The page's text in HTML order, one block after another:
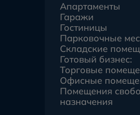
Апартаменты
Гаражи
Гостиницы
Парковочные
Складские
Готовый бизнес:
Торговые
Офисные
Помещения
назначения